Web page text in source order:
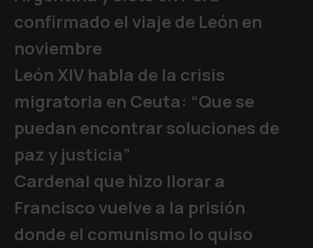
confirmado el viaje de León en
noviembre
León XIV habla de la crisis
migratoria en Ceuta: “Que se
puedan encontrar soluciones de
paz y justicia”
Cardenal que hizo llorar a
Francisco vuelve a la prisión
donde el comunismo lo quiso